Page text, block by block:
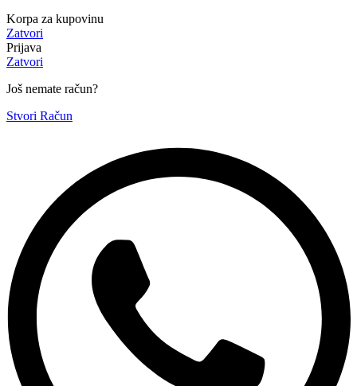
Korpa za kupovinu
Zatvori
Prijava
Zatvori
Još nemate račun?
Stvori Račun